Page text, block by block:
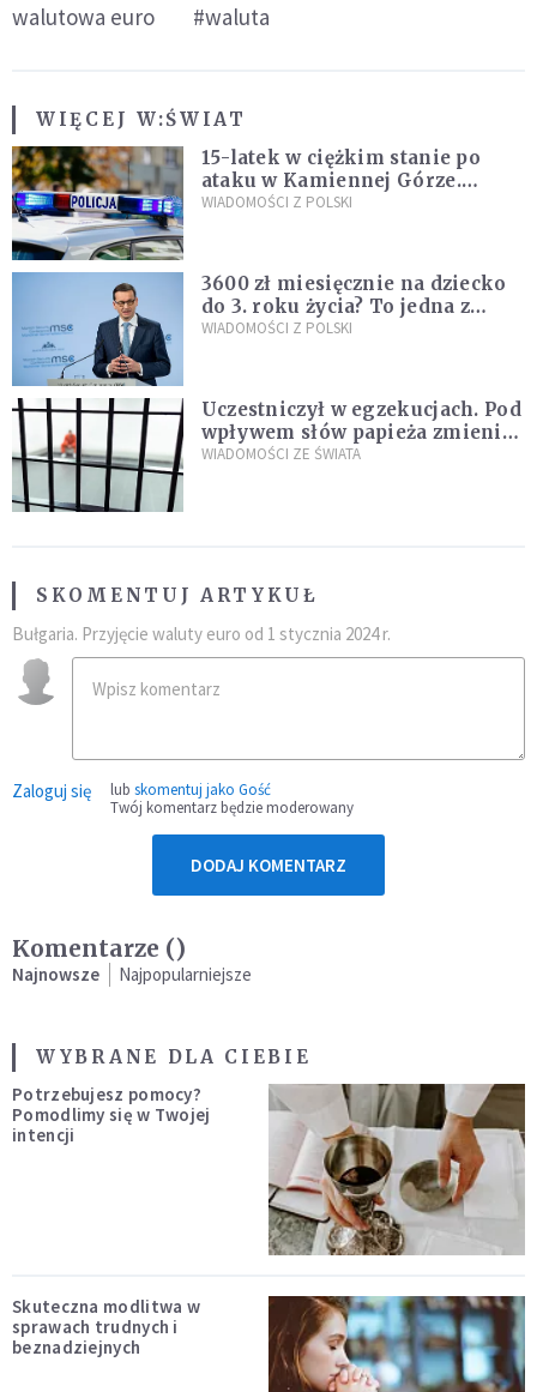
walutowa euro
#waluta
WIĘCEJ W:ŚWIAT
15-latek w ciężkim stanie po
ataku w Kamiennej Górze.
Policja zatrzymała dwóch
WIADOMOŚCI Z POLSKI
3600 zł miesięcznie na dziecko
do 3. roku życia? To jedna z
propozycji programu "Rozwój
WIADOMOŚCI Z POLSKI
Uczestniczył w egzekucjach. Pod
wpływem słów papieża zmienił
zdanie
WIADOMOŚCI ZE ŚWIATA
SKOMENTUJ ARTYKUŁ
Bułgaria. Przyjęcie waluty euro od 1 stycznia 2024 r.
Zaloguj się lub skomentuj jako Gość
Twój komentarz będzie moderowany
DODAJ KOMENTARZ
Komentarze ()
Najnowsze Najpopularniejsze
WYBRANE DLA CIEBIE
Potrzebujesz pomocy?
Pomodlimy się w Twojej
intencji
Skuteczna modlitwa w
sprawach trudnych i
beznadziejnych